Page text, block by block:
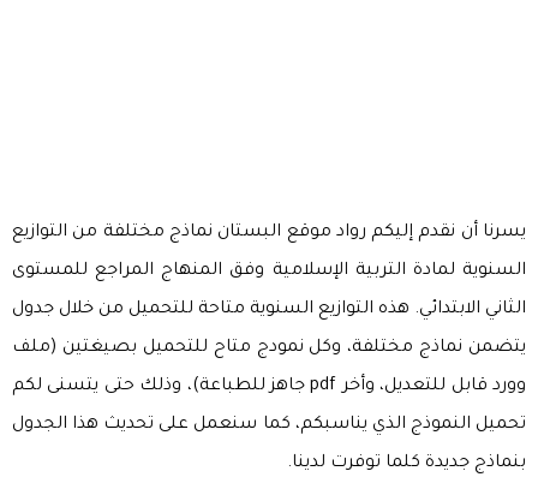
يسرنا أن نقدم إليكم رواد موقع البستان نماذج مختلفة من التوازيع
السنوية لمادة التربية الإسلامية وفق المنهاج المراجع للمستوى
الثاني الابتدائي. هذه التوازيع السنوية متاحة للتحميل من خلال جدول
يتضمن نماذج مختلفة، وكل نمودج متاح للتحميل بصيغتين (ملف
وورد قابل للتعديل، وأخر pdf جاهز للطباعة)، وذلك حتى يتسنى لكم
تحميل النموذج الذي يناسبكم، كما سنعمل على تحديث هذا الجدول
بنماذج جديدة كلما توفرت لدينا.